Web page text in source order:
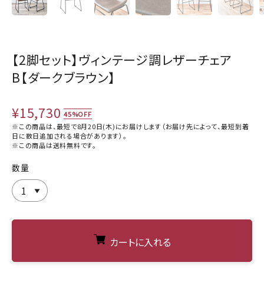
【2脚セット】ヴィンテージ調レザーチェア
B【ダークブラウン】
¥15,730 45%OFF
※この商品は、最短で8月20日(木)にお届けします（お届け先によって、最短到着
日に数日追加される場合があります）。
※この商品は送料無料です。
数量
カートに入れる